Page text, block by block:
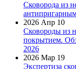
Сковорода из
2026 Апр 10
Сковороды из
покрытием.
2026
2026 Мар 19
Экспертиза